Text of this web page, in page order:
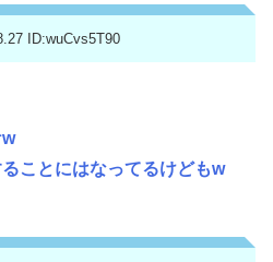
ID:wuCvs5T90
ことにはなってるけどもw